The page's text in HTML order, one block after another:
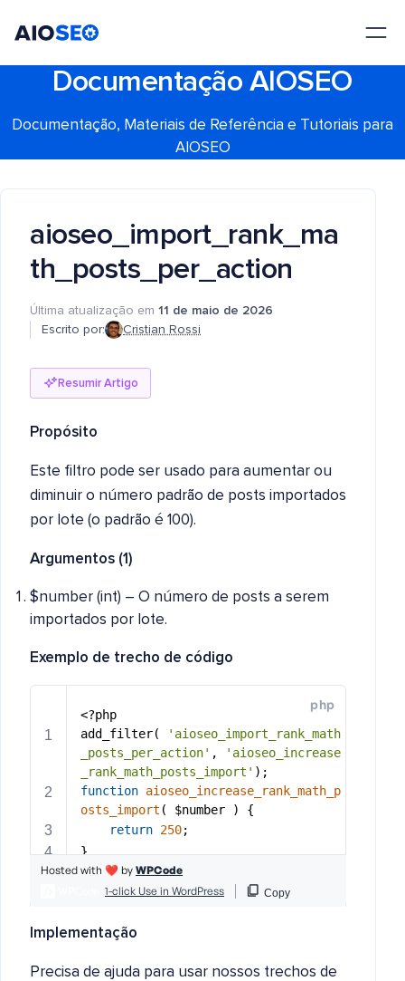
Documentação AIOSEO
Documentação, Materiais de Referência e Tutoriais para
AIOSEO
aioseo_import_rank_ma
th_posts_per_action
Última atualização em 11 de maio de 2026
Escrito por:
Cristian Rossi
Resumir Artigo
Propósito
Este filtro pode ser usado para aumentar ou
diminuir o número padrão de posts importados
por lote (o padrão é 100).
Argumentos (1)
$number (int) – O número de posts a serem
importados por lote.
Exemplo de trecho de código
Implementação
Precisa de ajuda para usar nossos trechos de